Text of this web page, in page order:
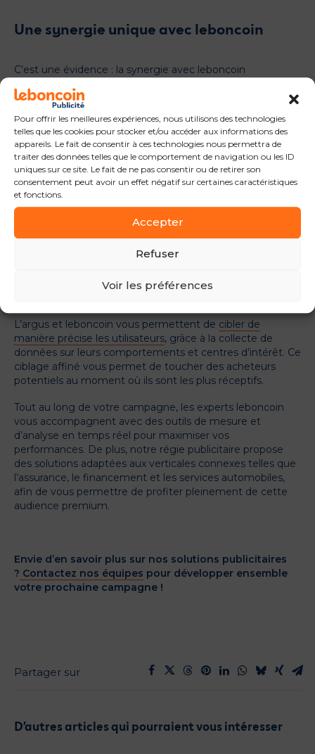
Pour offrir les meilleures expériences, nous utilisons des technologies
telles que les cookies pour stocker et/ou accéder aux informations des
appareils. Le fait de consentir à ces technologies nous permettra de
traiter des données telles que le comportement de navigation ou les ID
uniques sur ce site. Le fait de ne pas consentir ou de retirer son
consentement peut avoir un effet négatif sur certaines caractéristiques
et fonctions.
Accepter
Refuser
Voir les préférences
Une synergie unique avec leboncoin
C’est une évidence : la synergie avec leboncoin
alliance stratégique, votre
bénéficie
d’une couverture optimale sur les deux principales
plateformes automobiles françaises. Vous parlez ainsi à
une audience totale de plus de29 millions de visiteurs
uniques mensuels.
Cette complémentarité se traduit aussi par desdispositifs
publicitaires cross-média innovants
touchez votre cible sur l’ensemble du parcours d’achat, de
la phase de recherche à la concrétisation du projet.
L’argus et leboncoin vous permettent de cibler de
manière précise les utilisateurs, grâce à la collecte de
données sur leurs comportements et centres d’intérêt. Ce
ciblage affiné vous permet de toucher des acheteurs
potentiels au moment où ils sont les plus réceptifs.
Tout au long de votre campagne, les experts leboncoin
vous accompagnent avec des outils de mesure et
d’analyse en temps réel pour maximiser vos
performances. De plus, notre régie publicitaire propose
des solutions adaptées aux verticales connexes telles que
l’assurance, le financement et les services automobiles,
afin de vous permettre de profiter pleinement de cette
audience premium.
Envie d’en savoir plus sur nos solutions publicitaires
? Contactez nos équipes pour développer ensemble
votre prochaine campagne !
D’autres articles qui pourraient vous intéresser